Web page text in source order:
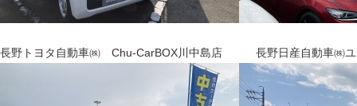
長野トヨタ自動車㈱ Chu-CarBOX川中島店 長野日産自動車㈱ユ